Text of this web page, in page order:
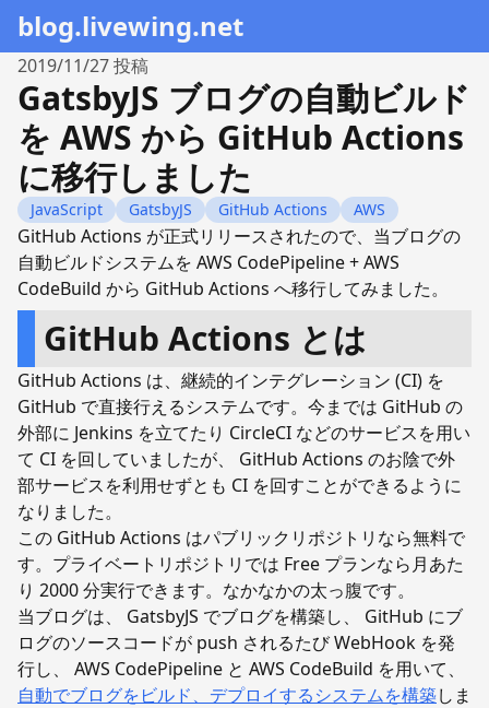
blog.livewing.net
2019/11/27投稿
GatsbyJS ブログの自動ビルド
を AWS から GitHub Actions
に移行しました
JavaScript GatsbyJS GitHub Actions AWS
GitHub Actions が正式リリースされたので、当ブログの
自動ビルドシステムを AWS CodePipeline + AWS
CodeBuild から GitHub Actions へ移行してみました。
GitHub Actions とは
GitHub Actions は、継続的インテグレーション (CI) を
GitHub で直接行えるシステムです。今までは GitHub の
外部に Jenkins を立てたり CircleCI などのサービスを用い
て CI を回していましたが、 GitHub Actions のお陰で外
部サービスを利用せずとも CI を回すことができるように
なりました。
この GitHub Actions はパブリックリポジトリなら無料で
す。プライベートリポジトリでは Free プランなら月あた
り 2000 分実行できます。なかなかの太っ腹です。
当ブログは、 GatsbyJS でブログを構築し、 GitHub にブ
ログのソースコードが push されるたび WebHook を発
行し、 AWS CodePipeline と AWS CodeBuild を用いて、
自動でブログをビルド、デプロイするシステムを構築しま